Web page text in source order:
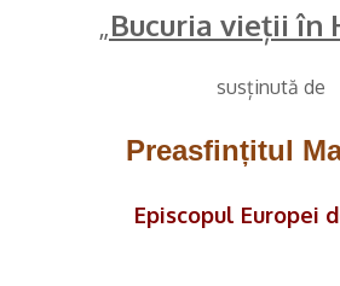
„Bucuria vieții în
susținută de
Preasfințitul
Episcopul Europei